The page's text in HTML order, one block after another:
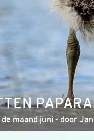
maand juni - door